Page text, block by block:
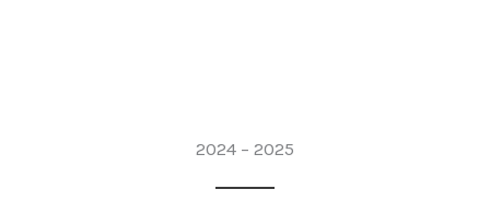
2024 – 2025